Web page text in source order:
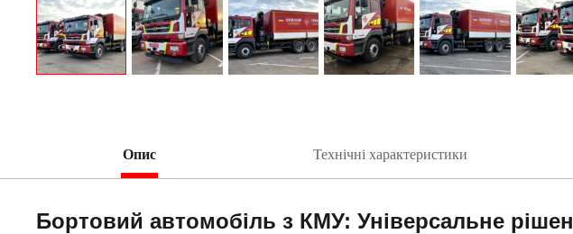
Опис Технічні характеристики
Бортовий автомобіль з КМУ: Універсальне